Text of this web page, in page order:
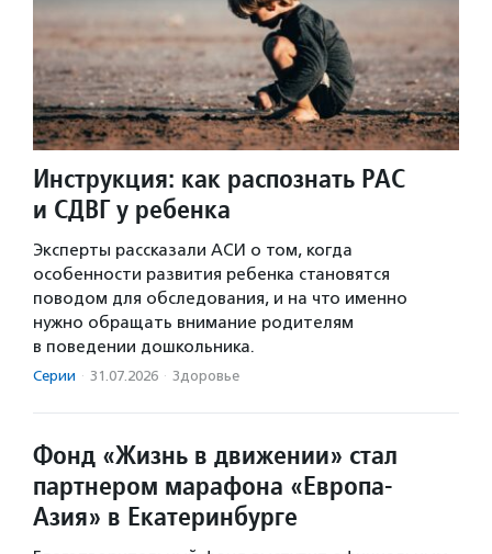
Инструкция: как распознать РАС
и СДВГ у ребенка
Эксперты рассказали АСИ о том, когда
особенности развития ребенка становятся
поводом для обследования, и на что именно
нужно обращать внимание родителям
в поведении дошкольника.
Серии · 31.07.2026 · Здоровье
Фонд «Жизнь в движении» стал
партнером марафона «Европа-
Азия» в Екатеринбурге